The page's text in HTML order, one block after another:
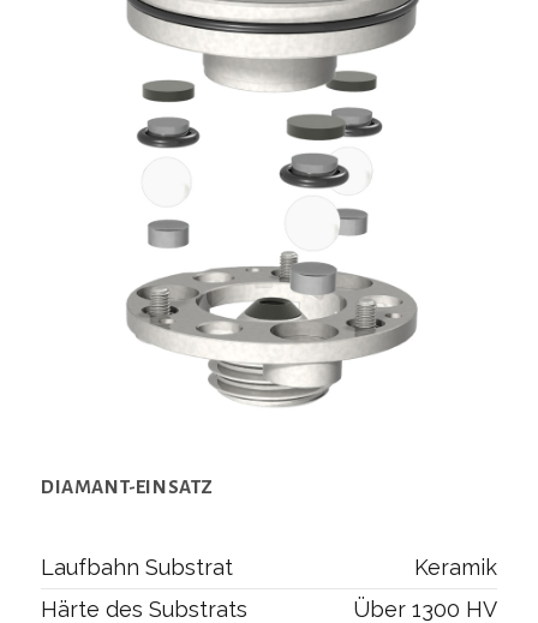
DIAMANT-EINSATZ
Laufbahn Substrat
Keramik
Härte des Substrats
Über 1300 HV